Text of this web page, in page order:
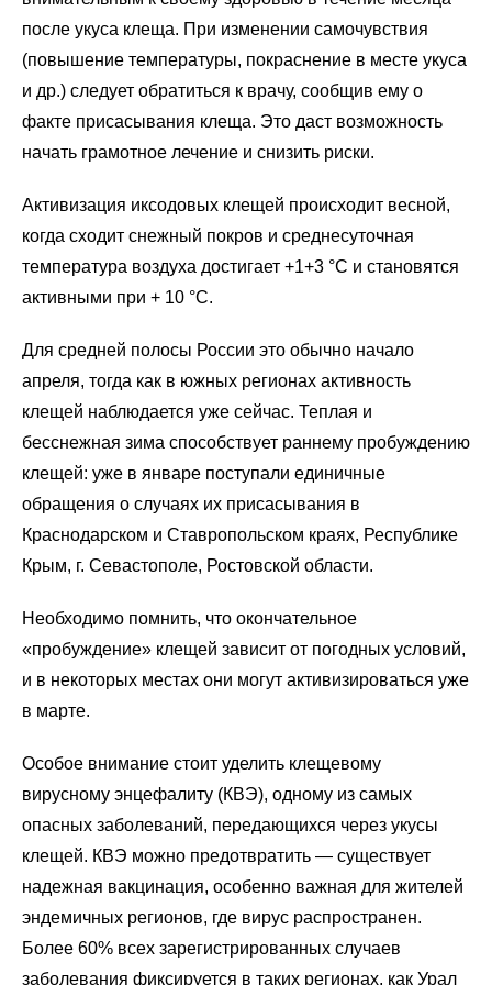
после укуса клеща. При изменении самочувствия
(повышение температуры, покраснение в месте укуса
и др.) следует обратиться к врачу, сообщив ему о
факте присасывания клеща. Это даст возможность
начать грамотное лечение и снизить риски.
Активизация иксодовых клещей происходит весной,
когда сходит снежный покров и среднесуточная
температура воздуха достигает +1+3 °C и становятся
активными при + 10 °C.
Для средней полосы России это обычно начало
апреля, тогда как в южных регионах активность
клещей наблюдается уже сейчас. Теплая и
бесснежная зима способствует раннему пробуждению
клещей: уже в январе поступали единичные
обращения о случаях их присасывания в
Краснодарском и Ставропольском краях, Республике
Крым, г. Севастополе, Ростовской области.
Необходимо помнить, что окончательное
«пробуждение» клещей зависит от погодных условий,
и в некоторых местах они могут активизироваться уже
в марте.
Особое внимание стоит уделить клещевому
вирусному энцефалиту (КВЭ), одному из самых
опасных заболеваний, передающихся через укусы
клещей. КВЭ можно предотвратить — существует
надежная вакцинация, особенно важная для жителей
эндемичных регионов, где вирус распространен.
Более 60% всех зарегистрированных случаев
заболевания фиксируется в таких регионах, как Урал